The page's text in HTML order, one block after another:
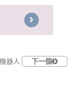
器人 下一個